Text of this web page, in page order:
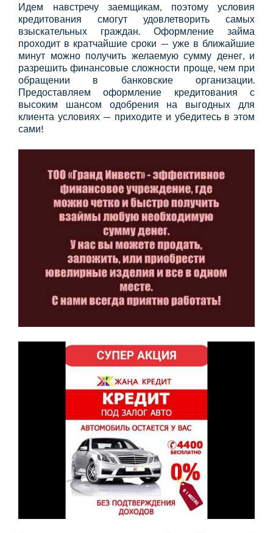
Идем навстречу заемщикам, поэтому условия
кредитования смогут удовлетворить самых
взыскательных граждан. Оформление займа
проходит в кратчайшие сроки — уже в ближайшие
минут можно получить желаемую сумму денег, и
разрешить финансовые сложности проще, чем при
обращении в банковские организации.
Предоставляем оформление кредитования с
высоким шансом одобрения на выгодных для
клиента условиях — приходите и убедитесь в этом
сами!